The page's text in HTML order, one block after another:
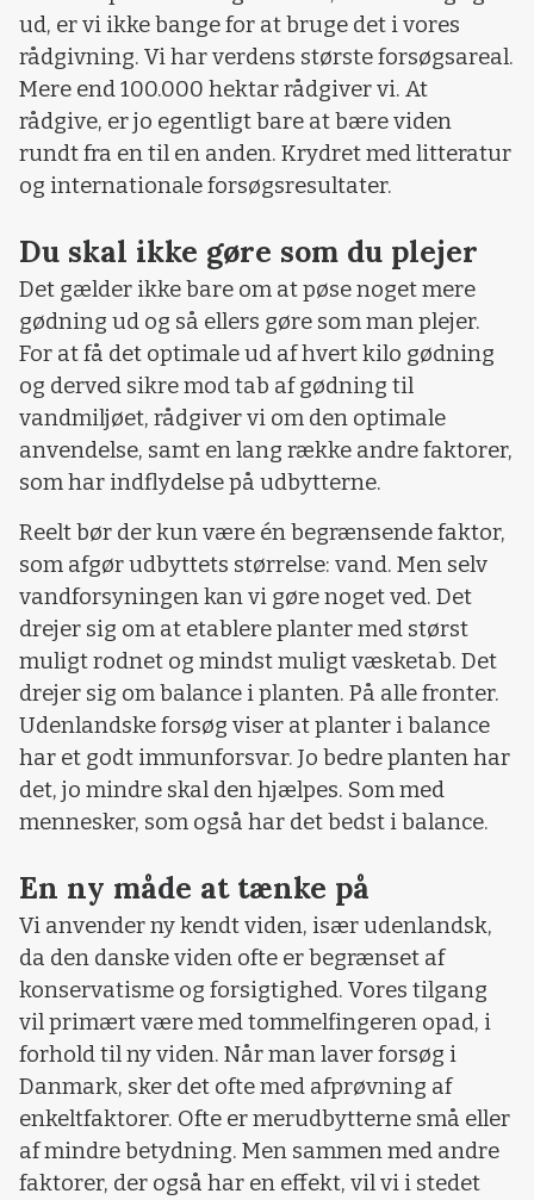
ud, er vi ikke bange for at bruge det i vores
rådgivning. Vi har verdens største forsøgsareal.
Mere end 100.000 hektar rådgiver vi. At
rådgive, er jo egentligt bare at bære viden
rundt fra en til en anden. Krydret med litteratur
og internationale forsøgsresultater.
Du skal ikke gøre som du plejer
Det gælder ikke bare om at pøse noget mere
gødning ud og så ellers gøre som man plejer.
For at få det optimale ud af hvert kilo gødning
og derved sikre mod tab af gødning til
vandmiljøet, rådgiver vi om den optimale
anvendelse, samt en lang række andre faktorer,
som har indflydelse på udbytterne.
Reelt bør der kun være én begrænsende faktor,
som afgør udbyttets størrelse: vand. Men selv
vandforsyningen kan vi gøre noget ved. Det
drejer sig om at etablere planter med størst
muligt rodnet og mindst muligt væsketab. Det
drejer sig om balance i planten. På alle fronter.
Udenlandske forsøg viser at planter i balance
har et godt immunforsvar. Jo bedre planten har
det, jo mindre skal den hjælpes. Som med
mennesker, som også har det bedst i balance.
En ny måde at tænke på
Vi anvender ny kendt viden, især udenlandsk,
da den danske viden ofte er begrænset af
konservatisme og forsigtighed. Vores tilgang
vil primært være med tommelfingeren opad, i
forhold til ny viden. Når man laver forsøg i
Danmark, sker det ofte med afprøvning af
enkeltfaktorer. Ofte er merudbytterne små eller
af mindre betydning. Men sammen med andre
faktorer, der også har en effekt, vil vi i stedet